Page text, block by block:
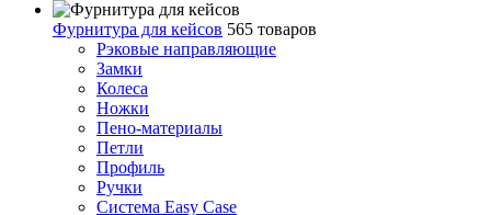
Фурнитура для кейсов 565 товаров
Рэковые направляющие
Замки
Колеса
Ножки
Пено-материалы
Петли
Профиль
Ручки
Система Easy Case